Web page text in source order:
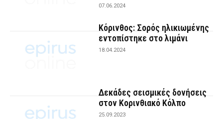
07.06.2024
Κόρινθος: Σορός ηλικιωμένης
εντοπίστηκε στο λιμάνι
18.04.2024
Δεκάδες σεισμικές δονήσεις
στον Κορινθιακό Κόλπο
25.09.2023